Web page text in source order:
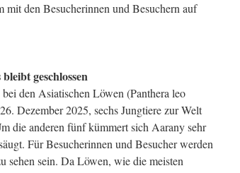
den Besucherinnen und Besuchern auf
geschlossen
den Asiatischen Löwen (Panthera leo
Dezember 2025, sechs Jungtiere zur Welt
die anderen fünf kümmert sich Aarany sehr
Für Besucherinnen und Besucher werden
sehen sein. Da Löwen, wie die meisten